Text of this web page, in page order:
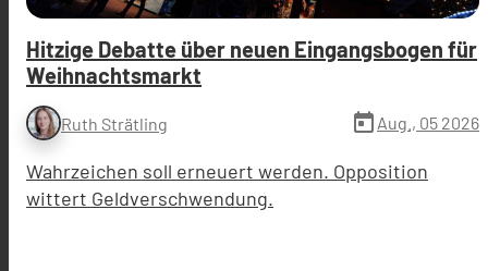
Hitzige Debatte über neuen Eingangsbogen für
Weihnachtsmarkt
Ruth Strätling today Aug., 05 2026
Wahrzeichen soll erneuert werden. Opposition
wittert Geldverschwendung.